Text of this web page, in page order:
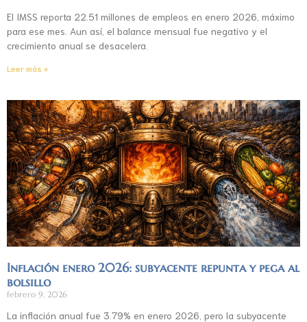
El IMSS reporta 22.51 millones de empleos en enero 2026, máximo
para ese mes. Aun así, el balance mensual fue negativo y el
crecimiento anual se desacelera.
Leer más »
Inflación enero 2026: subyacente repunta y pega al
bolsillo
febrero 9, 2026
La inflación anual fue 3.79% en enero 2026, pero la subyacente